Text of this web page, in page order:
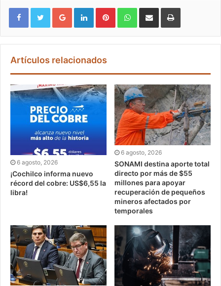
Google+ LinkedIn Pinterest WhatsApp
Artículos relacionados
6 agosto, 2026
¡Cochilco informa nuevo
récord del cobre: US$6,55 la
libra!
6 agosto, 2026
SONAMI destina aporte total
directo por más de $55
millones para apoyar
recuperación de pequeños
mineros afectados por
temporales